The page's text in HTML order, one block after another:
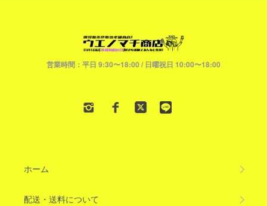
営業時間：平日 9:30〜18:00 / 日曜祝日 10:00〜18:00
ホーム
配送・送料について